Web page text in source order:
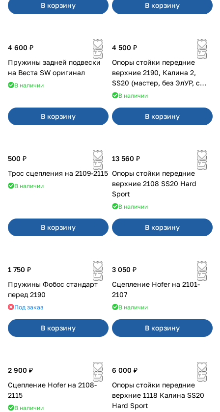
В корзину В корзину
4 600 ₽
Пружины задней подвески
на Веста SW оригинал
В наличии
В корзину
4 500 ₽
Опоры стойки передние
верхние 2190, Калина 2,
SS20 (мастер, без ЭлУР, с
подшипником) 2шт 10122
В наличии
В корзину
500 ₽
Трос сцепления на 2109-2115
В наличии
В корзину
13 560 ₽
Опоры стойки передние
верхние 2108 SS20 Hard
Sport
В наличии
В корзину
1 750 ₽
Пружины Фобос стандарт
перед 2190
Под заказ
В корзину
3 050 ₽
Сцепление Hofer на 2101-
2107
В наличии
В корзину
2 900 ₽
Сцепление Hofer на 2108-
2115
В наличии
6 000 ₽
Опоры стойки передние
верхние 1118 Калина SS20
Hard Sport